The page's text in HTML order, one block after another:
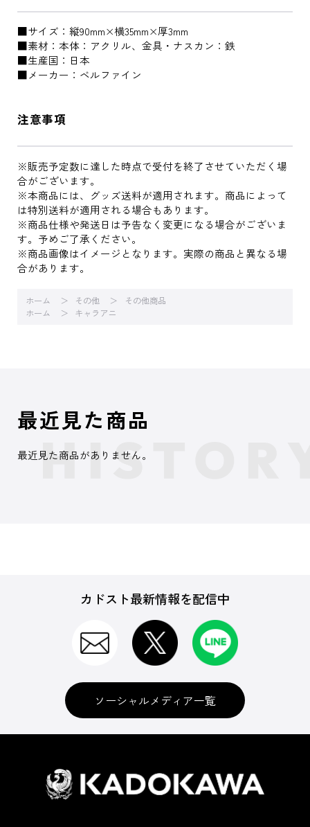
■サイズ：縦90mm×横35mm×厚3mm
■素材：本体：アクリル、金具・ナスカン：鉄
■生産国：日本
■メーカー：ベルファイン
注意事項
※販売予定数に達した時点で受付を終了させていただく場
合がございます。
※本商品には、グッズ送料が適用されます。商品によって
は特別送料が適用される場合もあります。
※商品仕様や発送日は予告なく変更になる場合がございま
す。予めご了承ください。
※商品画像はイメージとなります。実際の商品と異なる場
合があります。
ホーム その他
その他商品
ホーム
キャラアニ
最近見た商品
最近見た商品がありません。
カドスト最新情報を配信中
ソーシャルメディア一覧